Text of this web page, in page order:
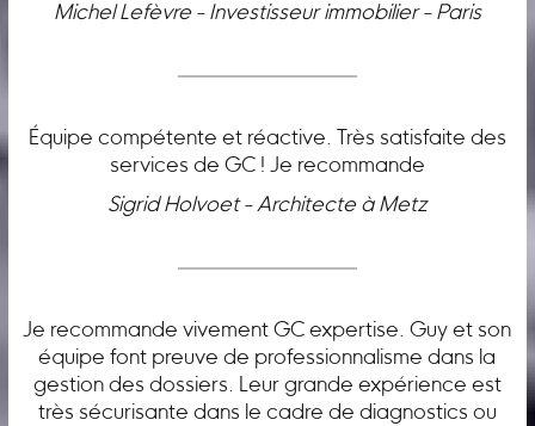
Michel Lefèvre - Investisseur immobilier - Paris
Équipe compétente et réactive. Très satisfaite des
services de GC ! Je recommande
Sigrid Holvoet - Architecte à Metz
Je recommande vivement GC expertise. Guy et son
équipe font preuve de professionnalisme dans la
gestion des dossiers. Leur grande expérience est
très sécurisante dans le cadre de diagnostics ou